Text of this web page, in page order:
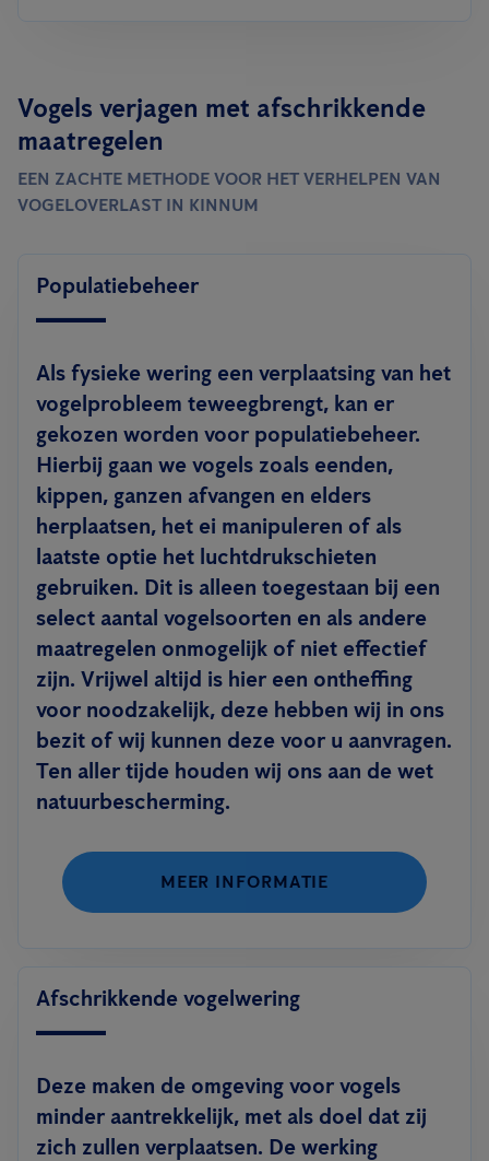
Vogels verjagen met afschrikkende
maatregelen
EEN ZACHTE METHODE VOOR HET VERHELPEN VAN
VOGELOVERLAST IN KINNUM
Populatiebeheer
Als fysieke wering een verplaatsing van het
vogelprobleem teweegbrengt, kan er
gekozen worden voor populatiebeheer.
Hierbij gaan we vogels zoals eenden,
kippen, ganzen afvangen en elders
herplaatsen, het ei manipuleren of als
laatste optie het luchtdrukschieten
gebruiken. Dit is alleen toegestaan bij een
select aantal vogelsoorten en als andere
maatregelen onmogelijk of niet effectief
zijn. Vrijwel altijd is hier een ontheffing
voor noodzakelijk, deze hebben wij in ons
bezit of wij kunnen deze voor u aanvragen.
Ten aller tijde houden wij ons aan de wet
natuurbescherming.
MEER INFORMATIE
Afschrikkende vogelwering
Deze maken de omgeving voor vogels
minder aantrekkelijk, met als doel dat zij
zich zullen verplaatsen. De werking